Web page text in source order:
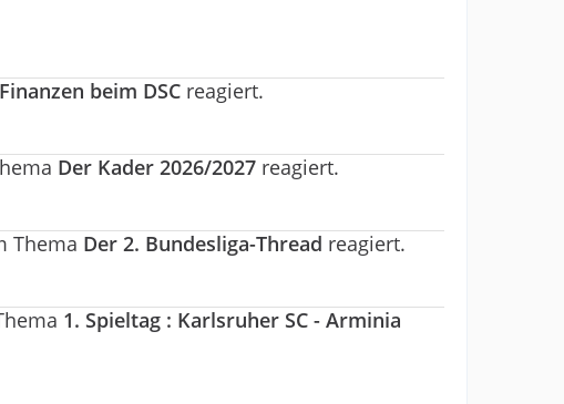
Finanzen beim DSC reagiert.
Der Kader 2026/2027 reagiert.
Thema Der 2. Bundesliga-Thread reagiert.
1. Spieltag : Karlsruher SC - Arminia